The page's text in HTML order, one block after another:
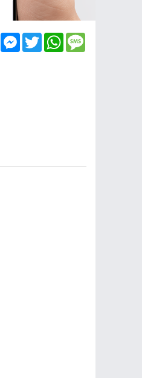
FacebookMessenger
TwitterWhatsApp